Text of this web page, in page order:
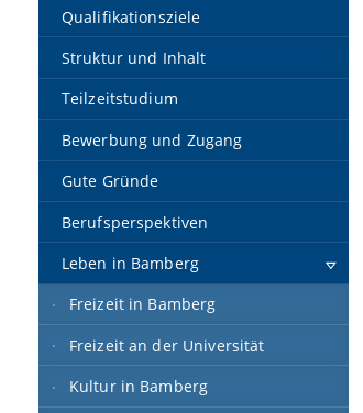
Qualifikationsziele
Struktur und Inhalt
Teilzeitstudium
Bewerbung und Zugang
Gute Gründe
Berufsperspektiven
Leben in Bamberg
Freizeit in Bamberg
Freizeit an der Universität
Kultur in Bamberg